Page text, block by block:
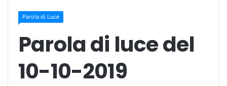
Parola di Luce
Parola di luce del
10-10-2019